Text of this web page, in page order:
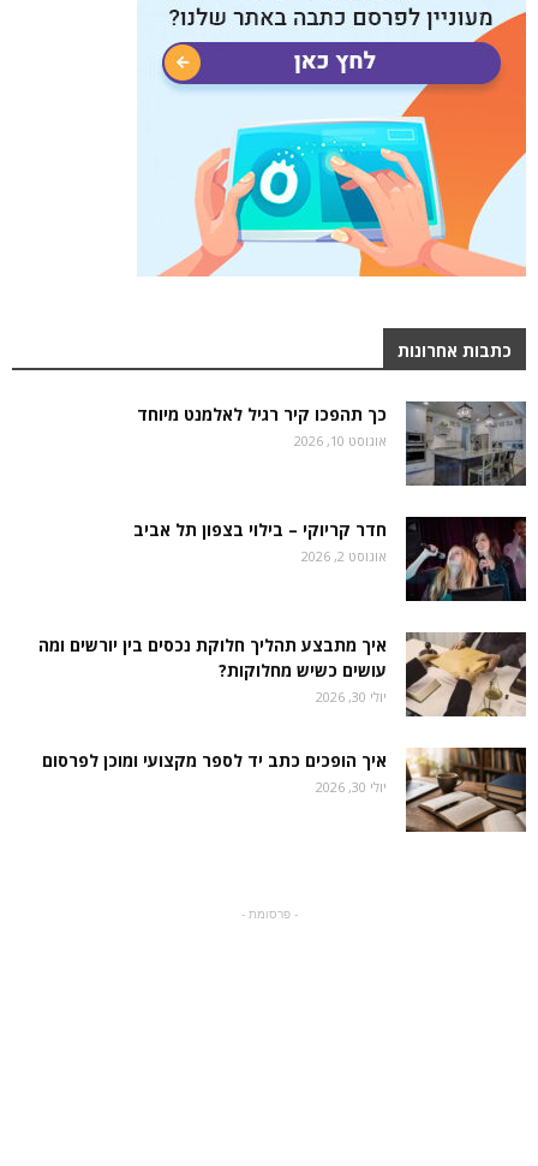
כתבות אחרונות
כך תהפכו קיר רגיל לאלמנט מיוחד
אוגוסט 10, 2026
חדר קריוקי – בילוי בצפון תל אביב
אוגוסט 2, 2026
איך מתבצע תהליך חלוקת נכסים בין יורשים ומה
עושים כשיש מחלוקות?
יולי 30, 2026
איך הופכים כתב יד לספר מקצועי ומוכן לפרסום
יולי 30, 2026
- פרסומת -